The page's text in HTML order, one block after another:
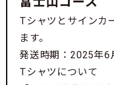
Tシャツとサインカ
ます。
発送時期：2025年6
Tシャツについて